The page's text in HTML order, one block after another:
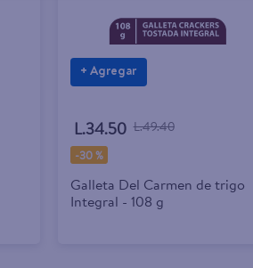
+ Agregar
L.34.50 L.49.40
-30 %
Galleta Del Carmen de trigo
Integral - 108 g